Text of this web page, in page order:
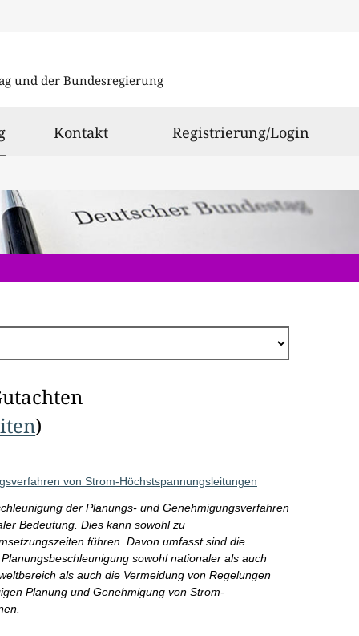
und der Bundesregierung
ausgewählt
Kontakt Registrierung/Login
)
von Strom-Höchstspannungsleitungen
der Planungs- und Genehmigungsverfahren
Bedeutung. Dies kann sowohl zu
führen. Davon umfasst sind die
sowohl nationaler als auch
als auch die Vermeidung von Regelungen
Planung und Genehmigung von Strom-